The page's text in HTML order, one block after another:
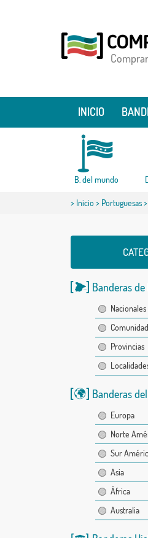
INICIO
B. del mundo
> Inicio> Portuguesas>
Banderas de
Nacionales
Provincias
Banderas
Europa
Norte
Sur
Asia
África
Australia